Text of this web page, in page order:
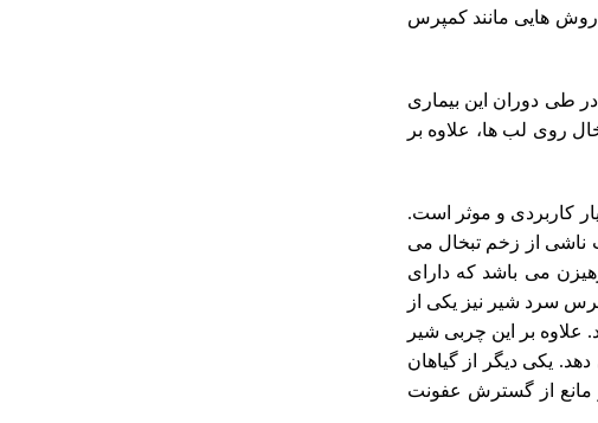
روش هایی مانند کمپرس
طی دوران این بیماری
روی لب ها، علاوه بر
کاربردی و موثر است.
ناشی از زخم تبخال می
می باشد که دارای
سرد شیر نیز یکی از
بر این چربی شیر
یکی دیگر از گیاهان
و مانع از گسترش عفونت